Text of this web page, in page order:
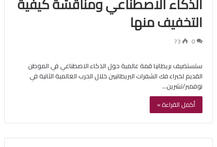
التخفيف منها
0
73
ستستضيف بريطانيا قمة عالمية حول الذكاء الاصطناعي في الموطن
القديم لخبراء فك الشفرات البريطانيين خلال الحرب العالمية الثانية في
نوفمبر/تشرين…
أكمل القراءة »